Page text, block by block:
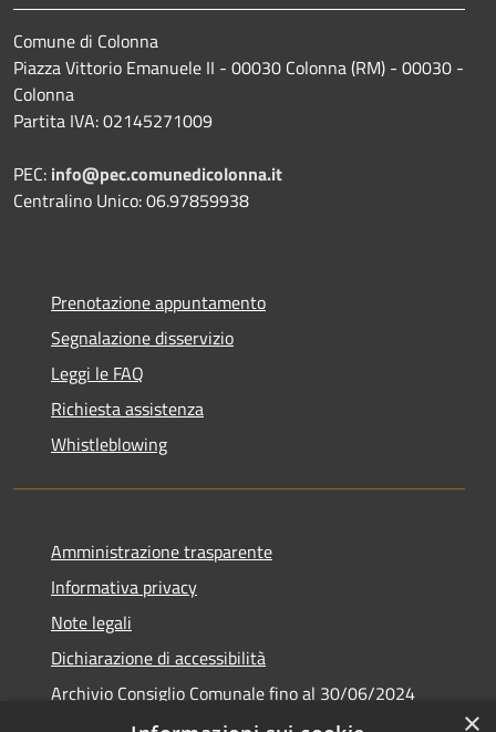
Comune di Colonna
Piazza Vittorio Emanuele II - 00030 Colonna (RM) - 00030 -
Colonna
Partita IVA: 02145271009
PEC: info@pec.comunedicolonna.it
Centralino Unico: 06.97859938
Prenotazione appuntamento
Segnalazione disservizio
Leggi le FAQ
Richiesta assistenza
Whistleblowing
Amministrazione trasparente
Informativa privacy
Note legali
Dichiarazione di accessibilità
Archivio Consiglio Comunale fino al 30/06/2024
×